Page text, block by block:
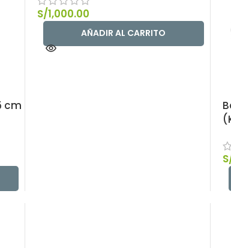
cm
S/1,000.00
AÑADIR AL CARRITO